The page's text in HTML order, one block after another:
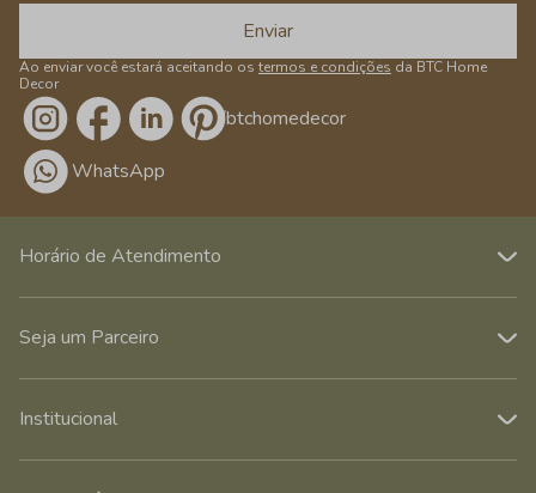
Enviar
Ao enviar você estará aceitando os termos e condições da BTC Home
Decor
/btchomedecor
WhatsApp
Horário de Atendimento
Seja um Parceiro
Institucional